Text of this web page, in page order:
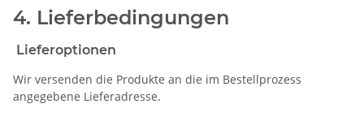
4. Lieferbedingungen
Lieferoptionen
Wir versenden die Produkte an die im Bestellprozess
angegebene Lieferadresse.